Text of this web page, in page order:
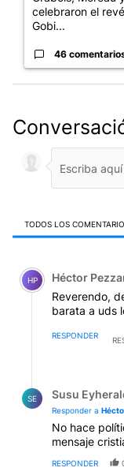
celebraron el
Gobi...
46
TODOS LOS
Comentario de
HP Héctor
Reverendo,
barata a uds
RESPONDER
SE Susu
Responder a
No hace
mensaje
RESPONDER